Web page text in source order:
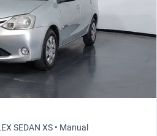
SEDAN XS • Manual